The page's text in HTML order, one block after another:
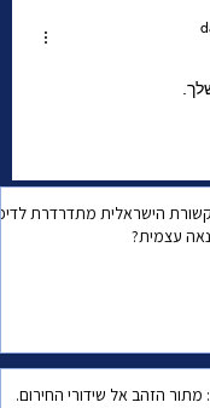
הישראלית מתדרדרת
עצמית?
מתור הזהב אל שידורי החירום.